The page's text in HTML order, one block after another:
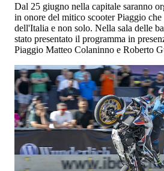
Dal 25 giugno nella capitale saranno
in onore del mitico scooter Piaggio che
dell'Italia e non solo. Nella sala delle
stato presentato il programma in
Piaggio Matteo Colaninno e Roberto